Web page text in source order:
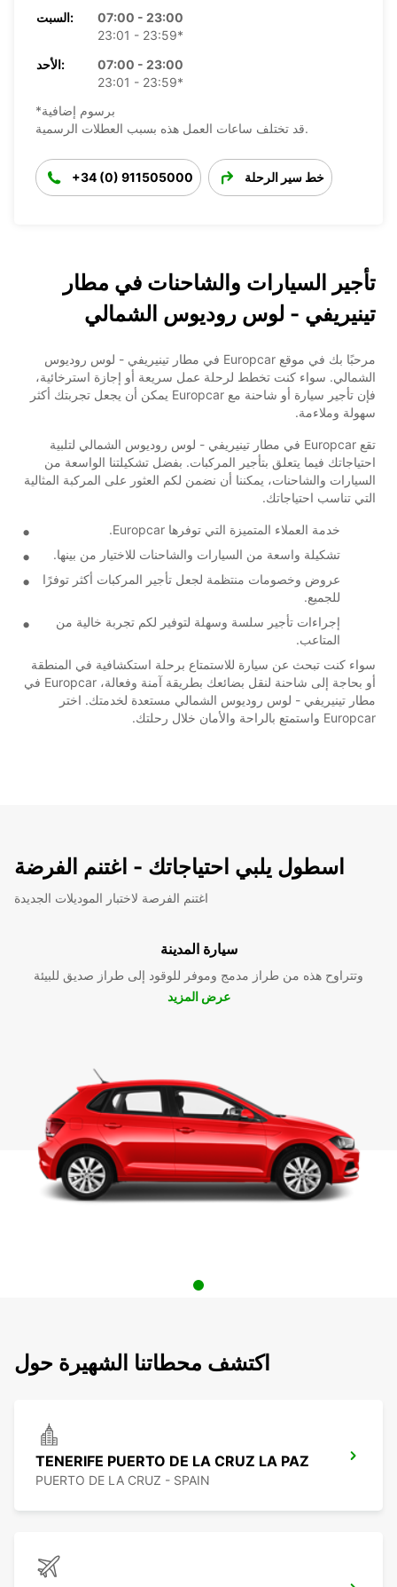
السبت:
07:00 - 23:00
23:01 - 23:59*
الأحد:
07:00 - 23:00
23:01 - 23:59*
*برسوم إضافية
قد تختلف ساعات العمل هذه بسبب العطلات الرسمية.
+34 (0) 911505000 خط سير الرحلة
تأجير السيارات والشاحنات في مطار
تينيريفي - لوس روديوس الشمالي
مرحبًا بك في موقع Europcar في مطار تينيريفي - لوس روديوس
الشمالي. سواء كنت تخطط لرحلة عمل سريعة أو إجازة استرخائية،
فإن تأجير سيارة أو شاحنة مع Europcar يمكن أن يجعل تجربتك أكثر
سهولة وملاءمة.
تقع Europcar في مطار تينيريفي - لوس روديوس الشمالي لتلبية
احتياجاتك فيما يتعلق بتأجير المركبات. بفضل تشكيلتنا الواسعة من
السيارات والشاحنات، يمكننا أن نضمن لكم العثور على المركبة المثالية
التي تناسب احتياجاتك.
خدمة العملاء المتميزة التي توفرها Europcar.
تشكيلة واسعة من السيارات والشاحنات للاختيار من بينها.
عروض وخصومات منتظمة لجعل تأجير المركبات أكثر توفرًا
للجميع.
إجراءات تأجير سلسة وسهلة لتوفير لكم تجربة خالية من
المتاعب.
سواء كنت تبحث عن سيارة للاستمتاع برحلة استكشافية في المنطقة
أو بحاجة إلى شاحنة لنقل بضائعك بطريقة آمنة وفعالة، Europcar في
مطار تينيريفي - لوس روديوس الشمالي مستعدة لخدمتك. اختر
Europcar واستمتع بالراحة والأمان خلال رحلتك.
اسطول يلبي احتياجاتك - اغتنم الفرضة
اغتنم الفرصة لاختبار الموديلات الجديدة
سيارة المدينة
وتتراوح هذه من طراز مدمج وموفر للوقود إلى طراز صديق للبيئة
عرض المزيد
اكتشف محطاتنا الشهيرة حول
TENERIFE PUERTO DE LA CRUZ LA PAZ
PUERTO DE LA CRUZ - SPAIN